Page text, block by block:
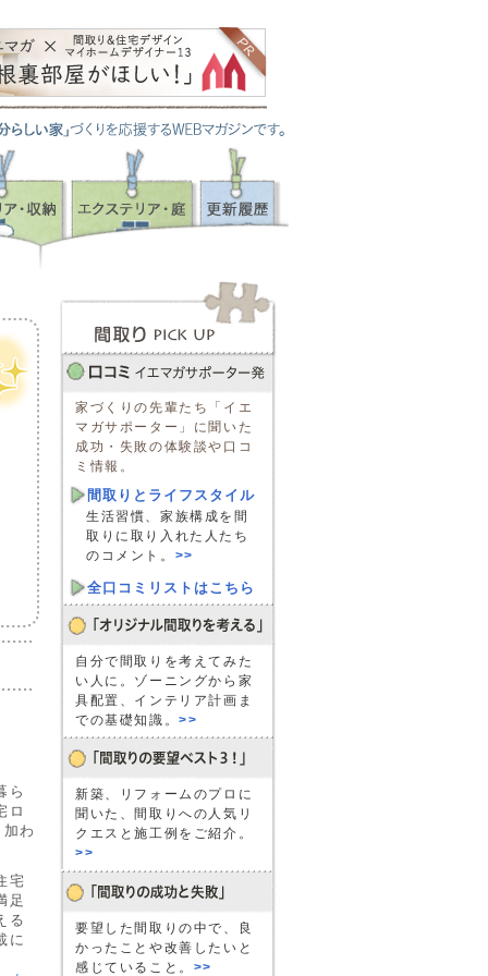
家づくりの先輩たち「イエ
マガサポーター」に聞いた
成功・失敗の体験談や口コ
ミ情報。
間取りとライフスタイル
生活習慣、家族構成を間
取りに取り入れた人たち
のコメント。 >>
全口コミリストはこちら
自分で間取りを考えてみた
い人に。ゾーニングから家
具配置、インテリア計画ま
での基礎知識。>>
新築、リフォームのプロに
聞いた、間取りへの人気リ
クエスと施工例をご紹介。
>>
要望した間取りの中で、良
かったことや改善したいと
感じていること。 >>
ら
ロ
わ
宅
足
る
に